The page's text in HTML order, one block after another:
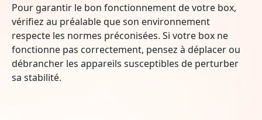
Pour garantir le bon fonctionnement de votre box,
vérifiez au préalable que son environnement
respecte les normes préconisées. Si votre box ne
fonctionne pas correctement, pensez à déplacer ou
débrancher les appareils susceptibles de perturber
sa stabilité.